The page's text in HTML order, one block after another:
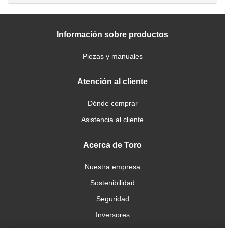
Información sobre productos
Piezas y manuales
Atención al cliente
Dónde comprar
Asistencia al cliente
Acerca de Toro
Nuestra empresa
Sostenibilidad
Seguridad
Inversores
Trabajo